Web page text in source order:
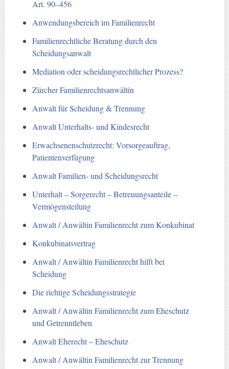
Art. 90–456
Anwendungsbereich im Familienrecht
Familienrechtliche Beratung durch den
Scheidungsanwalt
Mediation oder scheidungsrechtlicher Prozess?
Zürcher Familienrechtsanwältin
Anwalt für Scheidung & Trennung
Anwalt Unterhalts- und Kindesrecht
Erwachsenenschutzrecht: Vorsorgeauftrag,
Patientenverfügung
Anwalt Familien- und Scheidungsrecht
Unterhalt – Sorgerecht – Betreuungsanteile –
Vermögensteilung
Anwalt / Anwältin Familienrecht zum Konkubinat
Konkubinatsvertrag
Anwalt / Anwältin Familienrecht hilft bei
Scheidung
Die richtige Scheidungsstrategie
Anwalt / Anwältin Familienrecht zum Eheschutz
und Getrenntleben
Anwalt Eherecht – Eheschutz
Anwalt / Anwältin Familienrecht zur Trennung